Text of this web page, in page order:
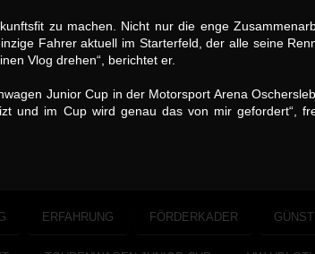
zu machen. Nicht nur die enge
Fahrer aktuell im Starterfeld, der alle seine
Vlog drehen“, berichtet er.
Junior Cup in der Motorsport Arena
und im Cup wird genau das von mir gefordert“,
ERFAHRUNG FÖRDERKADER